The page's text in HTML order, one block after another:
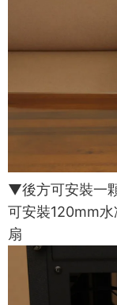
▼後方可安裝一
可安裝120mm
扇